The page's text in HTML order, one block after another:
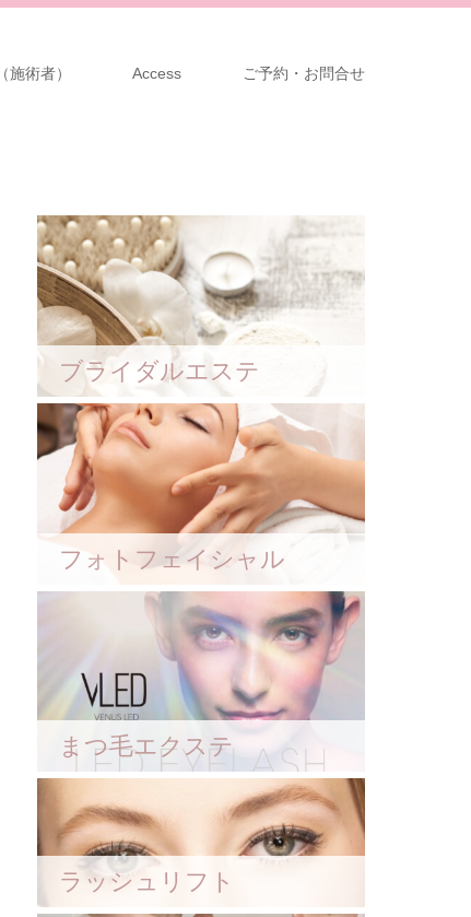
施術者） Access ご予約・お問合せ
ブライダルエステ
フォトフェイシャル
まつ毛エクステ
ラッシュリフト